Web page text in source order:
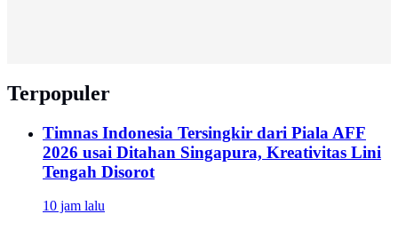
Terpopuler
Timnas Indonesia Tersingkir dari Piala AFF
2026 usai Ditahan Singapura, Kreativitas Lini
Tengah Disorot
10 jam lalu